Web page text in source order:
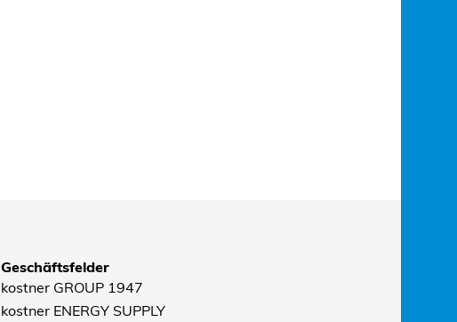
Geschäftsfelder
kostner GROUP 1947
kostner ENERGY SUPPLY